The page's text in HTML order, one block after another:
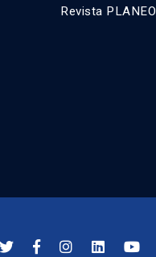
Revista PLANEO